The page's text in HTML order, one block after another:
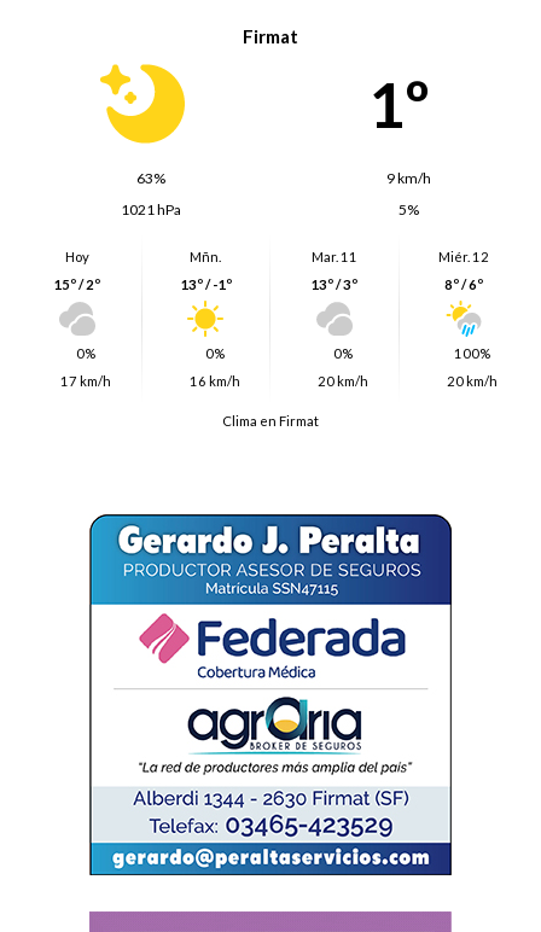
Firmat
1º
63%
9 km/h
1021 hPa
5%
Hoy
15º / 2º
0%
17 km/h
Mñn.
13º / -1º
0%
16 km/h
Mar. 11
13º / 3º
0%
20 km/h
Miér. 12
8º / 6º
100%
20 km/h
Clima en Firmat